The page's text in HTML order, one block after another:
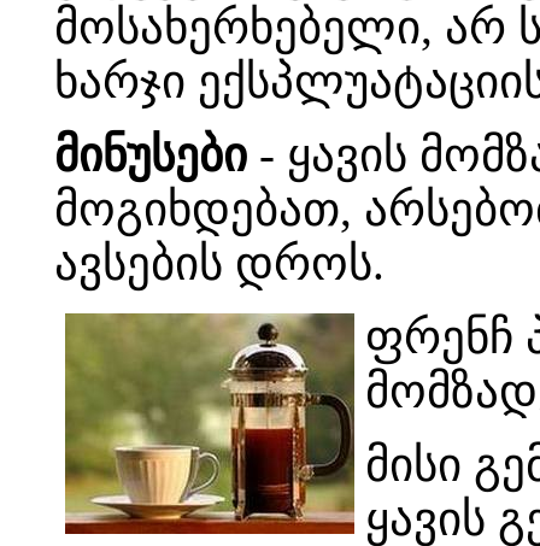
მოსახერხებელი, არ
ხარჯი
მინუსები - ყავის
მოგიხდებათ,
ავსების დროს.
ფრენჩ
მისი
ყავის